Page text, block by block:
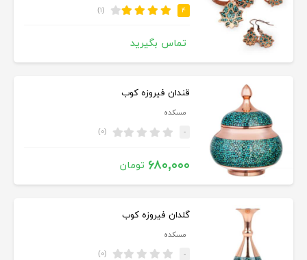
۴ (۱)
تماس بگیرید
قندان فیروزه کوب
مسکده
- (۰)
۶۸۰,۰۰۰ تومان
گلدان فیروزه کوب
مسکده
- (۰)